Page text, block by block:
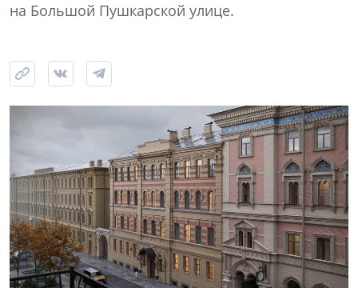
на Большой Пушкарской улице.